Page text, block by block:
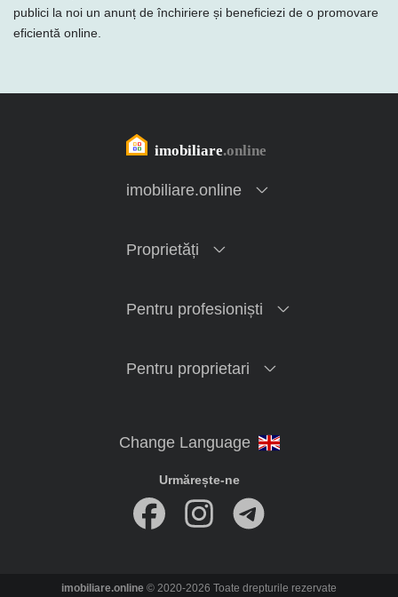
publici la noi un anunț de închiriere și beneficiezi de o promovare
eficientă online.
imobiliare.online
Proprietăți
Pentru profesioniști
Pentru proprietari
Urmărește-ne
imobiliare.online © 2020-2026 Toate drepturile rezervate